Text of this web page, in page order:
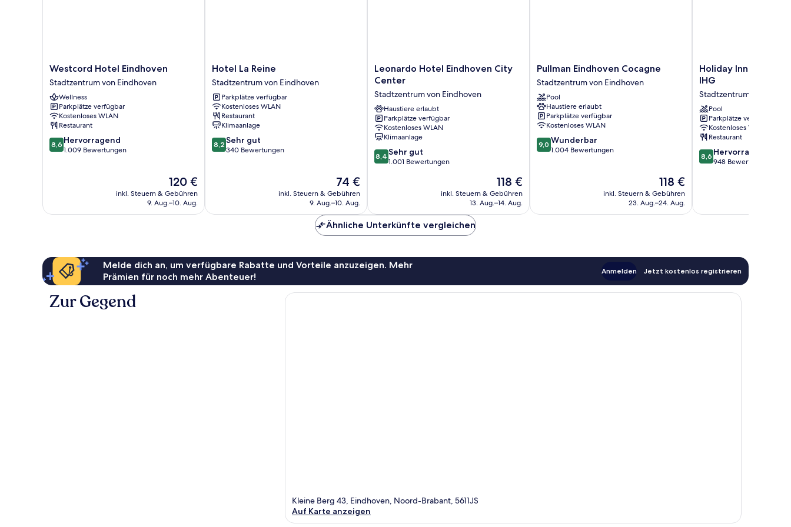
Westcord
Hotel
Eindhoven
Stadtzentrum
von
Eindhoven
Westcord Hotel Eindhoven
Stadtzentrum von Eindhoven
Wellness
Parkplätze verfügbar
Kostenloses WLAN
Restaurant
8.6
von
8,6 Hervorragend
1.009 Bewertungen
Der
Preis
beträgt
120 €
inkl. Steuern & Gebühren
9. Aug.–10. Aug.
Hotel
La
Reine
Stadtzentrum
von
Eindhoven
Hotel La Reine
Stadtzentrum von Eindhoven
Parkplätze verfügbar
Kostenloses WLAN
Restaurant
Klimaanlage
8.2
von
8,2 Sehr gut
340 Bewertungen
Der
Preis
beträgt
74 €
inkl. Steuern & Gebühren
9. Aug.–10. Aug.
Leonardo
Hotel
City
Center
Stadtzentrum
von
Eindhoven
Leonardo Hotel Eindhoven City
Center
Stadtzentrum von Eindhoven
Haustiere erlaubt
Parkplätze verfügbar
Kostenloses WLAN
Klimaanlage
8.4
von
Bewertungen
8,4 Sehr gut
1.001 Bewertungen
Der
Preis
beträgt
118 €
inkl. Steuern & Gebühren
13. Aug.–14. Aug.
Pullman
Eindhoven
Cocagne
Stadtzentrum
von
Eindhoven
Pullman Eindhoven Cocagne
Stadtzentrum von Eindhoven
Pool
Haustiere erlaubt
Parkplätze verfügbar
Kostenloses WLAN
9.0
von
9,0 Wunderbar
1.004 Bewertungen
Der
Preis
beträgt
118 €
inkl. Steuern & Gebühren
23. Aug.–24. Aug.
Holiday
Inn
Centre
by
IHG
Stadtzentrum
von
Eindhoven
Holiday Inn
IHG
Stadtzentrum von
Pool
Parkplätze verfügbar
Kostenloses WLAN
Restaurant
8.6
von
8,6 Hervorragend
948 Bewertungen
Ähnliche Unterkünfte vergleichen
Melde dich an, um verfügbare Rabatte und Vorteile anzuzeigen. Mehr
Prämien für noch mehr Abenteuer!
Anmelden Jetzt kostenlos registrieren
Zur Gegend
Kleine Berg 43, Eindhoven, Noord-Brabant, 5611JS
Auf Karte anzeigen